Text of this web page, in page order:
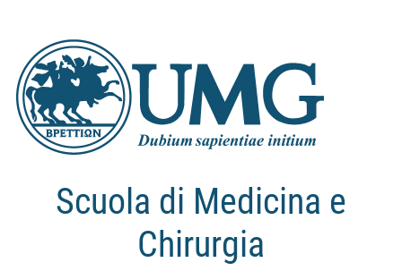
Scuola di Medicina e
Chirurgia